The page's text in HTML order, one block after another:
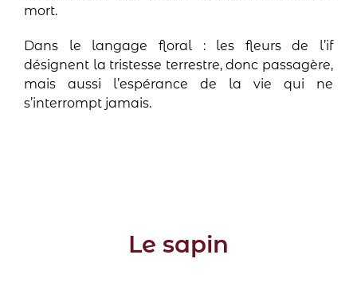
mort.
Dans le langage floral : les fleurs de l’if
désignent la tristesse terrestre, donc passagère,
mais aussi l’espérance de la vie qui ne
s’interrompt jamais.
Le sapin